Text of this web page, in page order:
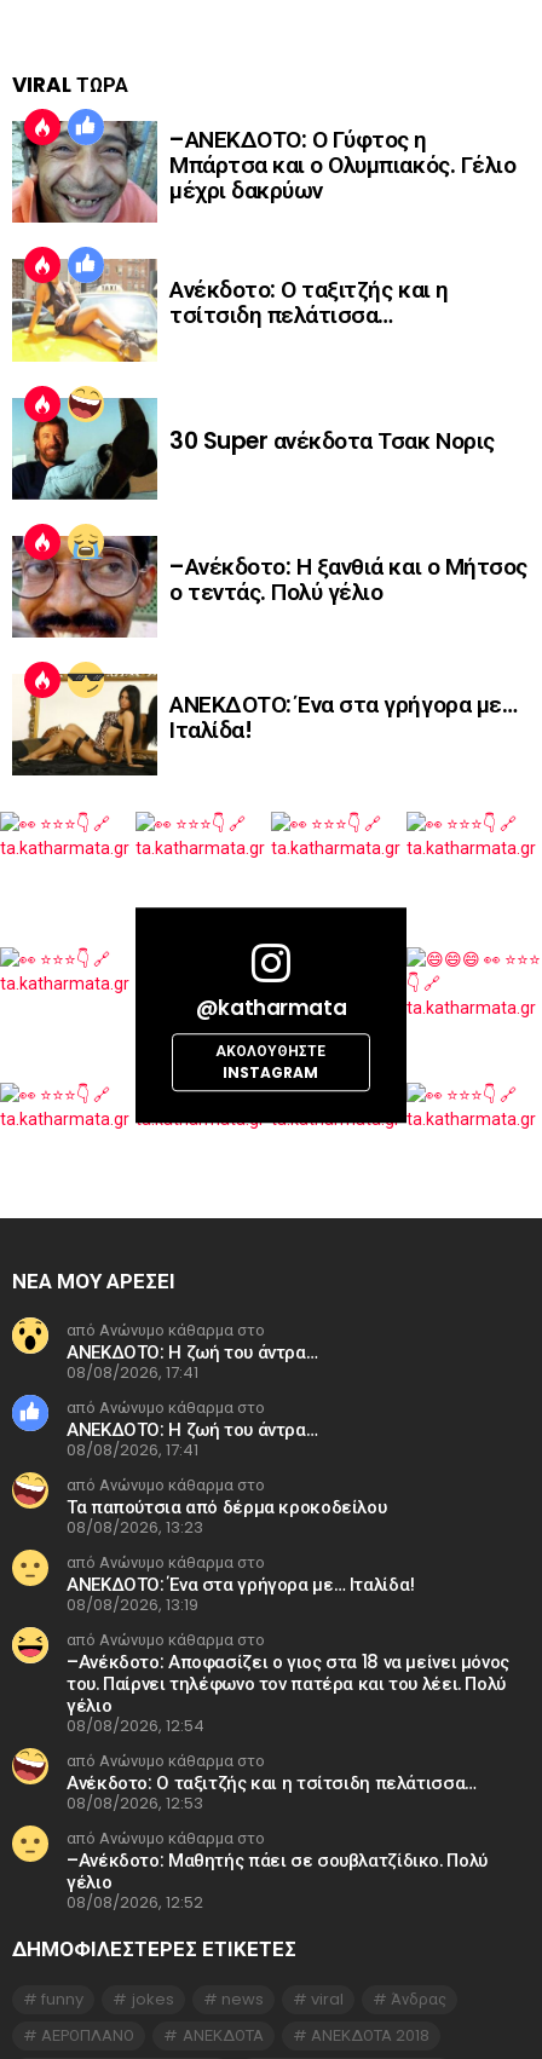
VIRAL ΤΩΡΑ
–ΑΝΕΚΔΟΤΟ: Ο Γύφτος η
Μπάρτσα και ο Ολυμπιακός. Γέλιο
μέχρι δακρύων
Ανέκδοτο: Ο ταξιτζής και η
τσίτσιδη πελάτισσα…
30 Super ανέκδοτα Τσακ Νορις
–Ανέκδοτο: Η ξανθιά και ο Μήτσος
ο τεντάς. Πολύ γέλιο
ΑΝΕΚΔΟΤΟ: Ένα στα γρήγορα με…
Ιταλίδα!
@katharmata
ΑΚΟΛΟΥΘΉΣΤΕ
INSTAGRAM
ΝΕΑ ΜΟΥ ΑΡΕΣΕΙ
από Ανώνυμο κάθαρμα στο
ΑΝΕΚΔΟΤΟ: Η ζωή του άντρα…
08/08/2026, 17:41
από Ανώνυμο κάθαρμα στο
ΑΝΕΚΔΟΤΟ: Η ζωή του άντρα…
08/08/2026, 17:41
από Ανώνυμο κάθαρμα στο
Τα παπούτσια από δέρμα κροκοδείλου
08/08/2026, 13:23
από Ανώνυμο κάθαρμα στο
ΑΝΕΚΔΟΤΟ: Ένα στα γρήγορα με… Ιταλίδα!
08/08/2026, 13:19
από Ανώνυμο κάθαρμα στο
–Ανέκδοτο: Αποφασίζει ο γιος στα 18 να μείνει μόνος
του. Παίρνει τηλέφωνο τον πατέρα και του λέει. Πολύ
γέλιο
08/08/2026, 12:54
από Ανώνυμο κάθαρμα στο
Ανέκδοτο: Ο ταξιτζής και η τσίτσιδη πελάτισσα…
08/08/2026, 12:53
από Ανώνυμο κάθαρμα στο
–Ανέκδοτο: Μαθητής πάει σε σουβλατζίδικο. Πολύ
γέλιο
08/08/2026, 12:52
ΔΗΜΟΦΙΛΕΣΤΕΡΕΣ ΕΤΙΚΈΤΕΣ
funny jokes news viral
Άνδρας
ΑΕΡΟΠΛΑΝΟ
ΑΝΕΚΔΟΤΑ
ΑΝΕΚΔΟΤΑ 2018